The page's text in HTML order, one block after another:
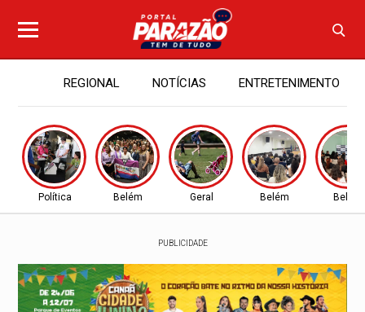
REGIONAL NOTÍCIAS ENTRETENIMENTO
Política Belém Geral Belém Belém
PUBLICIDADE